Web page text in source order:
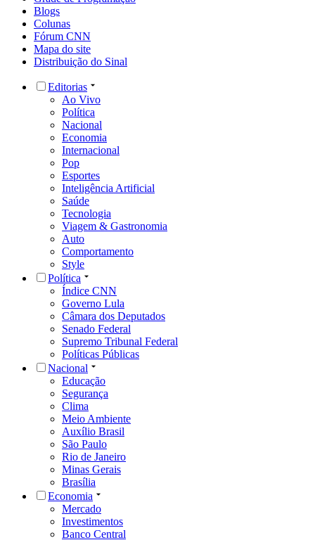
Blogs
Colunas
Fórum CNN
Mapa do site
Distribuição do Sinal
Editorias
Ao Vivo
Política
Nacional
Economia
Internacional
Pop
Esportes
Inteligência Artificial
Saúde
Tecnologia
Viagem & Gastronomia
Auto
Comportamento
Style
Política
Índice CNN
Governo Lula
Câmara dos Deputados
Senado Federal
Supremo Tribunal Federal
Políticas Públicas
Nacional
Educação
Segurança
Clima
Meio Ambiente
Auxílio Brasil
São Paulo
Rio de Janeiro
Minas Gerais
Brasília
Economia
Mercado
Investimentos
Banco Central